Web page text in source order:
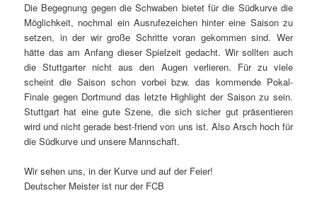
Die Begegnung gegen die Schwaben bietet für die Südkurve die
Möglichkeit, nochmal ein Ausrufezeichen hinter eine Saison zu
setzen, in der wir große Schritte voran gekommen sind. Wer
hätte das am Anfang dieser Spielzeit gedacht. Wir sollten auch
die Stuttgarter nicht aus den Augen verlieren. Für zu viele
scheint die Saison schon vorbei bzw. das kommende Pokal-
Finale gegen Dortmund das letzte Highlight der Saison zu sein.
Stuttgart hat eine gute Szene, die sich sicher gut präsentieren
wird und nicht gerade best-friend von uns ist. Also Arsch hoch für
die Südkurve und unsere Mannschaft.
Wir sehen uns, in der Kurve und auf der Feier!
Deutscher Meister ist nur der FCB